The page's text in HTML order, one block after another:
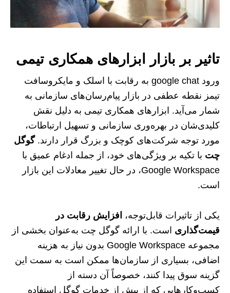
تاثیر بر بازار ابزارهای همکاری تیمی
ورود google chat به رقابت با اسلک و مایکروسافت
تیمز نقطه عطفی در بازار پیام‌رسان‌های سازمانی به
شمار می‌آید. ابزارهای همکاری تیمی به دلیل نقش
کلیدی‌شان در بهره‌وری سازمانی و تسهیل ارتباطات،
مورد توجه شرکت‌های کوچک و بزرگ قرار دارند.گوگل
چت با تکیه بر ویژگی‌های خود، از جمله ادغام عمیق با
Google Workspace، در حال تغییر معادلات این بازار
است.
یکی از تاثیرات قابل‌توجه،
افزایش رقابت در
قیمت‌گذاری است. با ارائه گوگل چت به‌عنوان بخشی از
مجموعه Google Workspace بدون نیاز به هزینه
اضافی، بسیاری از سازمان‌ها ممکن است به سمت این
گزینه سوق پیدا کنند، خصوصاً آن دسته از
کسب‌وکارهایی که از پیش از خدمات گوگل استفاده